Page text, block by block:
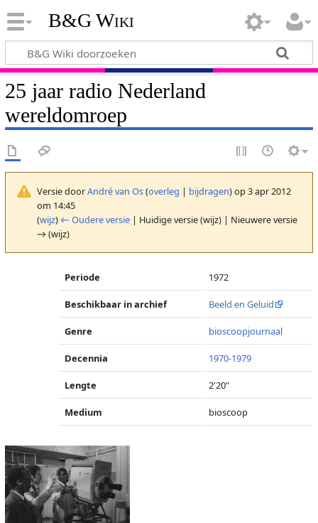
B&G Wiki
25 jaar radio Nederland
wereldomroep
Versie doorAndré van Os(overleg | bijdragen)op 3 apr 2012
om 14:45
(wijz) ← Oudere versie| Huidige versie (wijz) | Nieuwere versie
→ (wijz)
Periode 1972
Beschikbaar in archief Beeld en Geluid
Genre bioscoopjournaal
Decennia 1970-1979
Lengte 2'20"
Medium bioscoop